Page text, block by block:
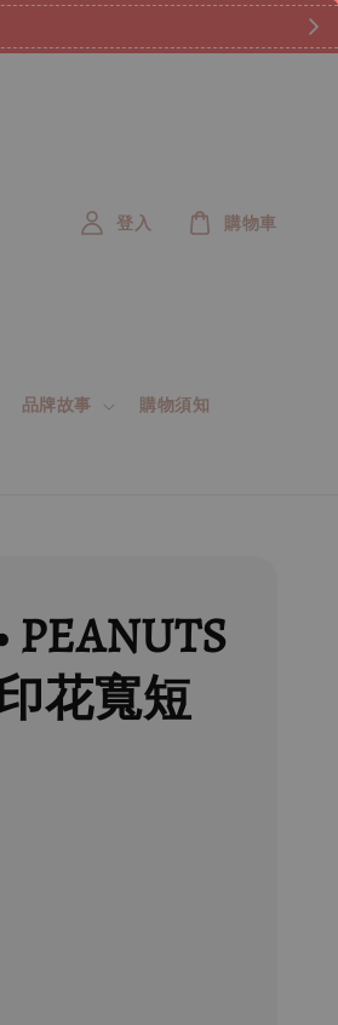
品牌故事 購物須知
登入 購物車
PEANUTS
花寬短